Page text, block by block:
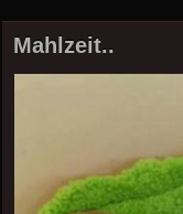
Mahlzeit..